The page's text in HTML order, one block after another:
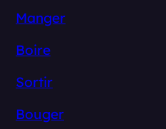
Manger
Boire
Sortir
Bouger